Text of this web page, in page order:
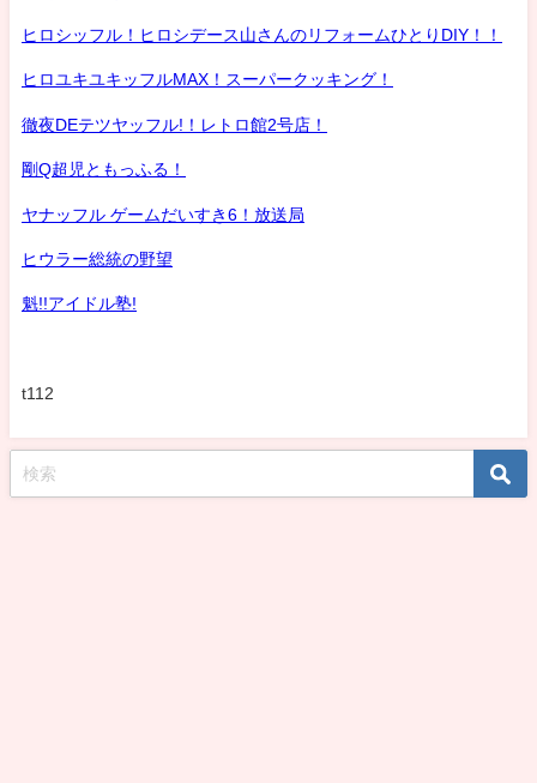
ヒロシッフル！ヒロシデース山さんのリフォームひとりDIY！！
ヒロユキユキッフルMAX！スーパークッキング！
徹夜DEテツヤッフル!！レトロ館2号店！
剛Q超児ともっふる！
ヤナッフル ゲームだいすき6！放送局
ヒウラー総統の野望
魁!!アイドル塾!
t112